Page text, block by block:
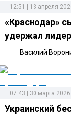
12:51 | 13 апреля
«Краснодар»
удержал
Василий
07:43 | 30 марта 2026
Украинский